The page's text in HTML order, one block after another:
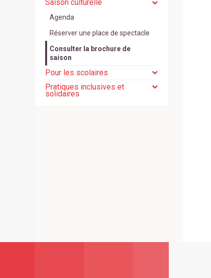
Saison culturelle
Agenda
Réserver une place de spectacle
Consulter la brochure de
saison
Pour les scolaires
Pratiques inclusives et
solidaires